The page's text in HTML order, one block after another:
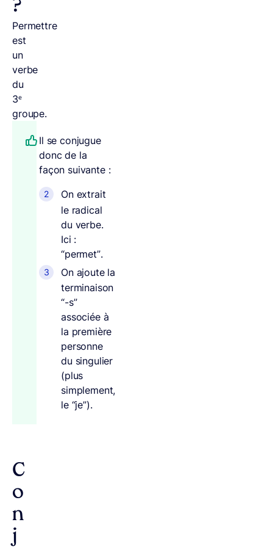
?
Permettre
est
un
verbe
du
3ᵉ
groupe.
Il se conjugue
donc de la
façon suivante :
On extrait
le radical
du verbe.
Ici :
“permet”.
On ajoute la
terminaison
“-s”
associée à
la première
personne
du singulier
(plus
simplement,
le “je”).
C
o
n
j